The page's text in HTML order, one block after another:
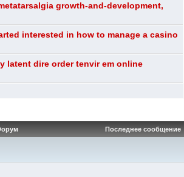
growth-and-development,
interested in how to manage a casino
latent dire order tenvir em online
Последнее сообщение